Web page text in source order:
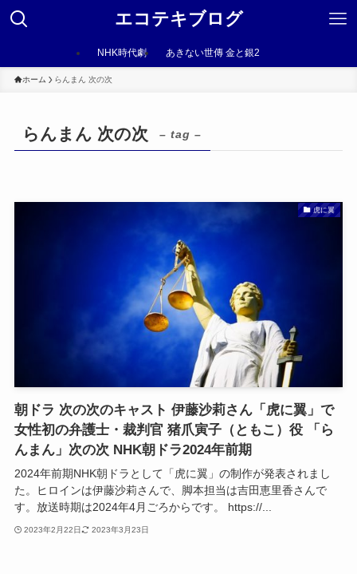
エコテキブログ
NHK時代劇 あきない世傳 金と銀2
ホーム らんまん 次の次
らんまん 次の次 – tag –
虎に翼
朝ドラ 次の次のキャスト 伊藤沙莉さん「虎に翼」で
女性初の弁護士・裁判官 猪爪寅子（ともこ）役 「ら
んまん」次の次 NHK朝ドラ2024年前期
2024年前期NHK朝ドラとして「虎に翼」の制作が発表されまし
た。ヒロインは伊藤沙莉さんで、脚本担当は吉田恵里香さんで
す。放送時期は2024年4月ごろからです。 https://...
2023年2月22日 2023年3月23日